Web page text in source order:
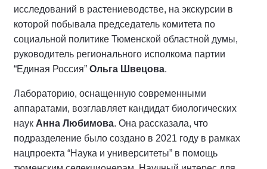
исследований в растениеводстве, на экскурсии в
которой побывала председатель комитета по
социальной политике Тюменской областной думы,
руководитель регионального исполкома партии
“Единая Россия” Ольга Швецова.
Лабораторию, оснащенную современными
аппаратами, возглавляет кандидат биологических
наук Анна Любимова. Она рассказала, что
подразделение было создано в 2021 году в рамках
нацпроекта “Наука и университеты” в помощь